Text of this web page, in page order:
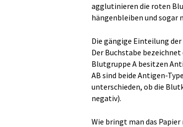
agglutinieren die roten
hängenbleiben und sogar
Die gängige Einteilung
Der Buchstabe
Blutgruppe A besitzen
AB sind beide Antigen-
unterschieden, ob die
negativ).
Wie bringt man das Papier